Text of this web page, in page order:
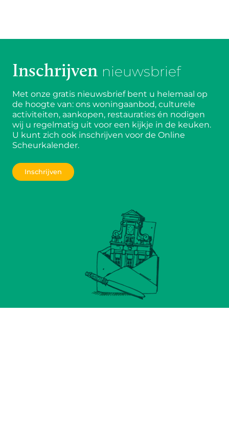
Inschrijven nieuwsbrief
Met onze gratis nieuwsbrief bent u helemaal op
de hoogte van: ons woningaanbod, culturele
activiteiten, aankopen, restauraties én nodigen
wij u regelmatig uit voor een kijkje in de keuken.
U kunt zich ook inschrijven voor de Online
Scheurkalender.
Inschrijven